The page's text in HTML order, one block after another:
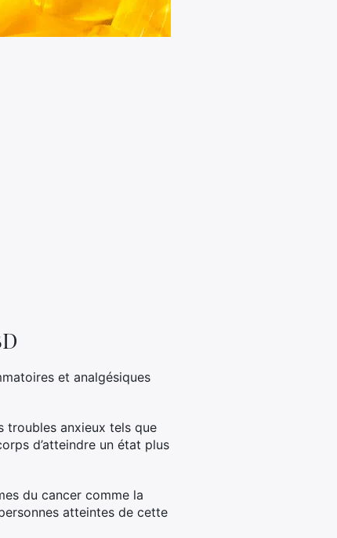
et analgésiques
troubles anxieux tels que
d’atteindre un état plus
du cancer comme la
atteintes de cette